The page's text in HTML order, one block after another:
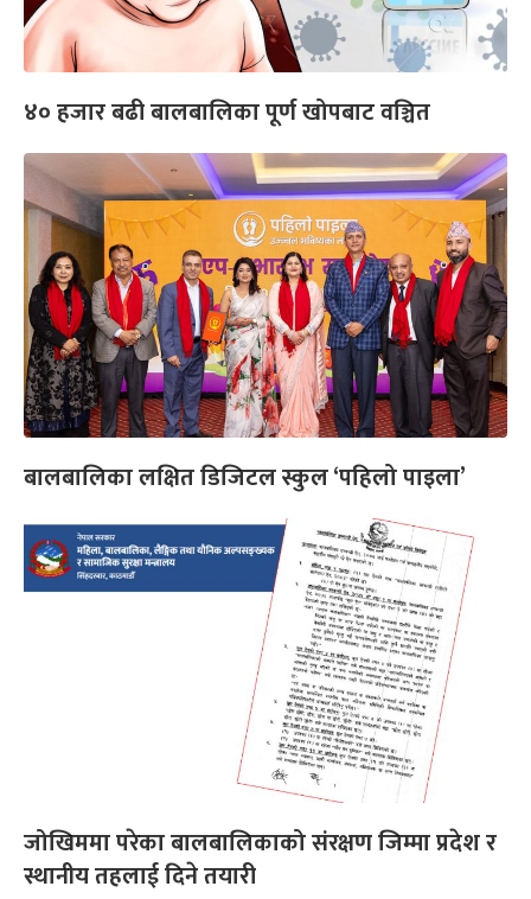
४० हजार बढी बालबालिका पूर्ण खोपबाट वञ्चित
बालबालिका लक्षित डिजिटल स्कुल ‘पहिलो पाइला’
जोखिममा परेका बालबालिकाको संरक्षण जिम्मा प्रदेश र
स्थानीय तहलाई दिने तयारी